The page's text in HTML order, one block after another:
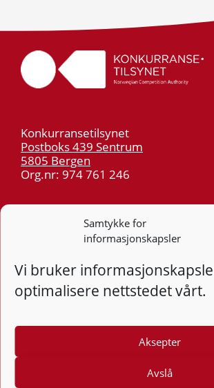
Samtykke for
informasjonskapsler
Vi bruker
optimalisere nettstedet vårt.
Aksepter
Avslå
Konkurransetilsynet
Postboks 439 Sentrum
5805 Bergen
Org.nr: 974 761 246
post@kt.no